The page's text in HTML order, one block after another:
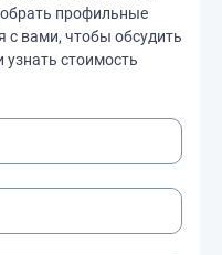
профильные
с вами, чтобы обсудить
стоимость